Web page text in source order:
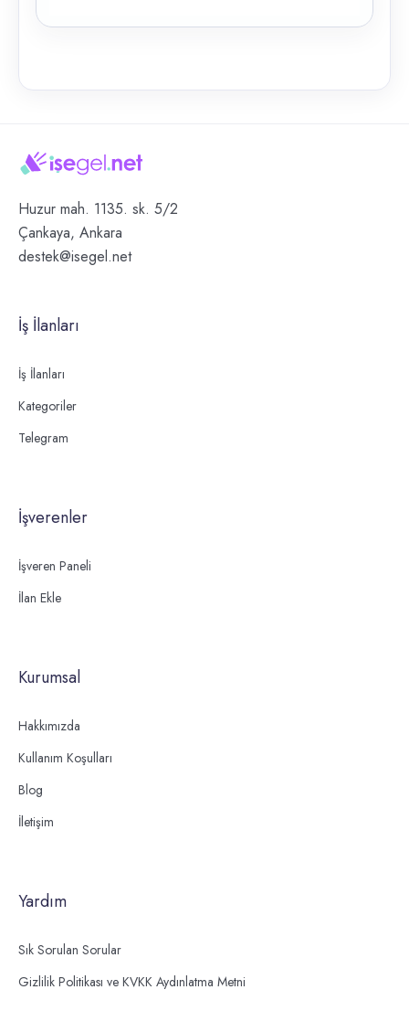
Huzur mah. 1135. sk. 5/2
Çankaya, Ankara
destek@isegel.net
İş İlanları
İş İlanları
Kategoriler
Telegram
İşverenler
İşveren Paneli
İlan Ekle
Kurumsal
Hakkımızda
Kullanım Koşulları
Blog
İletişim
Yardım
Sık Sorulan Sorular
Gizlilik Politikası ve KVKK Aydınlatma Metni